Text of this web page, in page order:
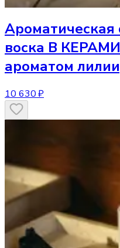
Ароматическая
воска В
ароматом
10 630 ₽